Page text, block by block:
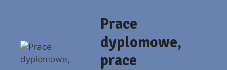
Prace
dyplomowe,
prace